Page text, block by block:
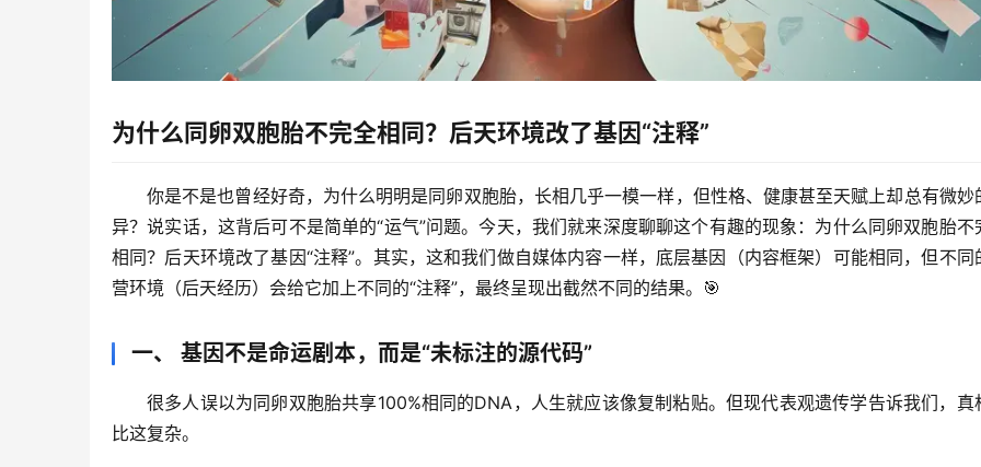
为什么同卵双胞胎不完全相同？后天环境改了基因“注释”
你是不是也曾经好奇，为什么明明是同卵双胞胎，长相几乎一模一样，但性格、健康甚至天赋上却总有微妙
异？说实话，这背后可不是简单的“运气”问题。今天，我们就来深度聊聊这个有趣的现象： 为什么同卵双胞胎不
相同？后天环境改了基因“注释”。其实，这和我们做自媒体内容一样，底层基因（内容框架）可能相同，但不同
营环境（后天经历）会给它加上不同的“注释”，最终呈现出截然不同的结果。🎯
一、 基因不是命运剧本，而是“未标注的源代码”
很多人误以为同卵双胞胎共享100%相同的DNA，人生就应该像复制粘贴。但现代表观遗传学告诉我们，真
比这复杂。